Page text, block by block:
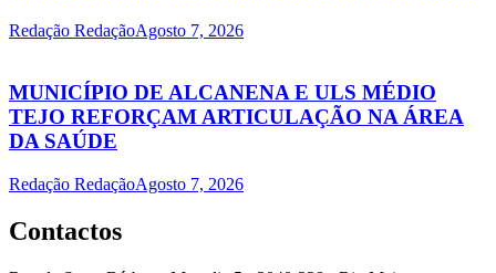
Redação RedaçãoAgosto 7, 2026
MUNICÍPIO DE ALCANENA E ULS MÉDIO
TEJO REFORÇAM ARTICULAÇÃO NA ÁREA
DA SAÚDE
Redação RedaçãoAgosto 7, 2026
Contactos